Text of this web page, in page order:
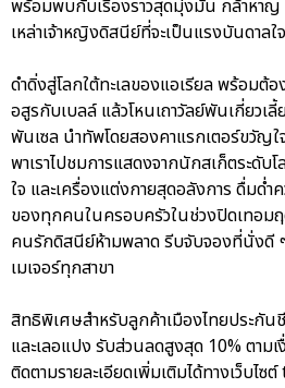
พร้อมพบกับเรื่องราวสุดมุ่งมั่น กล้าหาญ
เหล่าเจ้าหญิงดิสนีย์ที่จะเป็นแรงบันดาล
ดำดิ่งสู่โลกใต้ทะเลของแอเรียล พร้อมต้
อสูรกับเบลล์ แล้วโหนเถาวัลย์พันเกี่ยวเ
พันเซล นำทัพโดยสองคาแรกเตอร์ขวัญ
พาเราไปชมการแสดงจากนักสเก็ตระดั
ใจ และเครื่องแต่งกายสุดอลังการ ดื่มด่ำ
ของทุกคนในครอบครัวในช่วงปิดเทอ
คนรักดิสนีย์ห้ามพลาด รีบจับจองที่นั่งดี
เมเจอร์ทุกสาขา
สิทธิพิเศษสำหรับลูกค้าเมืองไทยประกัน
และเลอแปง รับส่วนลดสูงสุด 10% ตาม
ติดตามรายละเอียดเพิ่มเติมได้ทางเว็บไ